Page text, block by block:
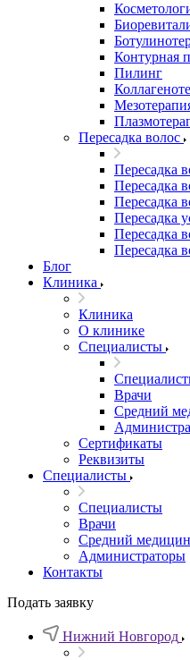
Контурная
Пилинг
Пересадка волос
Пересадка
Пересадка
Пересадка
Пересадка
Пересадка
Пересадка
Блог
Клиника
Клиника
О клинике
Специалисты
Врачи
Средний
Сертификаты
Реквизиты
Специалисты
Специалисты
Врачи
Средний
Администраторы
Контакты
Подать заявку
Нижний Новгород